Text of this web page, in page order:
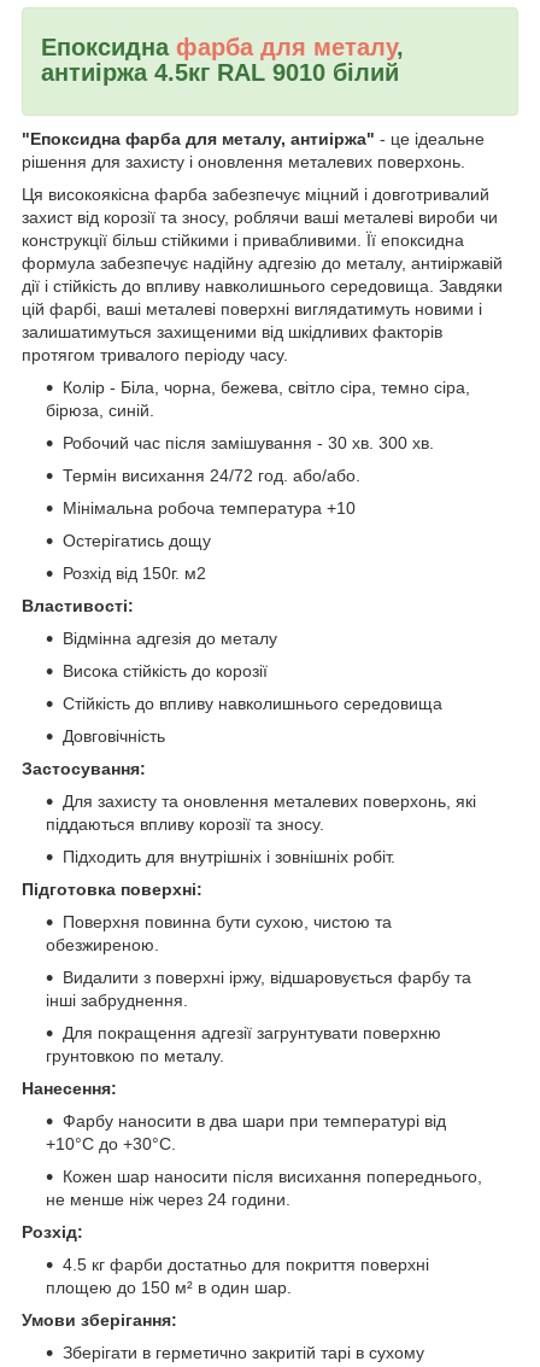
Епоксидна фарба для металу,
антиіржа 4.5кг RAL 9010 білий
"Епоксидна фарба для металу, антиіржа" - це ідеальне
рішення для захисту і оновлення металевих поверхонь.
Ця високоякісна фарба забезпечує міцний і довготривалий
захист від корозії та зносу, роблячи ваші металеві вироби чи
конструкції більш стійкими і привабливими. Її епоксидна
формула забезпечує надійну адгезію до металу, антиіржавій
дії і стійкість до впливу навколишнього середовища. Завдяки
цій фарбі, ваші металеві поверхні виглядатимуть новими і
залишатимуться захищеними від шкідливих факторів
протягом тривалого періоду часу.
Колір - Біла, чорна, бежева, світло сіра, темно сіра,
бірюза, синій.
Робочий час після замішування - 30 хв. 300 хв.
Термін висихання 24/72 год. або/або.
Мінімальна робоча температура +10
Остерігатись дощу
Розхід від 150г. м2
Властивості:
Відмінна адгезія до металу
Висока стійкість до корозії
Стійкість до впливу навколишнього середовища
Довговічність
Застосування:
Для захисту та оновлення металевих поверхонь, які
піддаються впливу корозії та зносу.
Підходить для внутрішніх і зовнішніх робіт.
Підготовка поверхні:
Поверхня повинна бути сухою, чистою та
обезжиреною.
Видалити з поверхні іржу, відшаровується фарбу та
інші забруднення.
Для покращення адгезії загрунтувати поверхню
грунтовкою по металу.
Нанесення:
Фарбу наносити в два шари при температурі від
+10°C до +30°C.
Кожен шар наносити після висихання попереднього,
не менше ніж через 24 години.
Розхід:
4.5 кг фарби достатньо для покриття поверхні
площею до 150 м² в один шар.
Умови зберігання:
Зберігати в герметично закритій тарі в сухому